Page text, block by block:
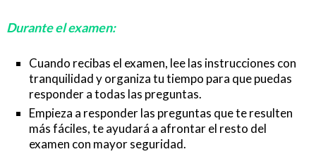
Durante el examen:
Cuando recibas el examen, lee las instrucciones con
tranquilidad y organiza tu tiempo para que puedas
responder a todas las preguntas.
Empieza a responder las preguntas que te resulten
más fáciles, te ayudará a afrontar el resto del
examen con mayor seguridad.